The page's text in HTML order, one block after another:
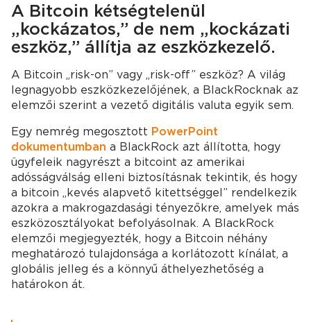
A Bitcoin kétségtelenül
„kockázatos,” de nem „kockázati
eszköz,” állítja az eszközkezelő.
A Bitcoin „risk-on” vagy „risk-off” eszköz? A világ
legnagyobb eszközkezelőjének, a BlackRocknak az
elemzői szerint a vezető digitális valuta egyik sem.
Egy nemrég megosztott PowerPoint
dokumentumban a BlackRock azt állította, hogy
ügyfeleik nagyrészt a bitcoint az amerikai
adósságválság elleni biztosításnak tekintik, és hogy
a bitcoin „kevés alapvető kitettséggel” rendelkezik
azokra a makrogazdasági tényezőkre, amelyek más
eszközosztályokat befolyásolnak. A BlackRock
elemzői megjegyezték, hogy a Bitcoin néhány
meghatározó tulajdonsága a korlátozott kínálat, a
globális jelleg és a könnyű áthelyezhetőség a
határokon át.